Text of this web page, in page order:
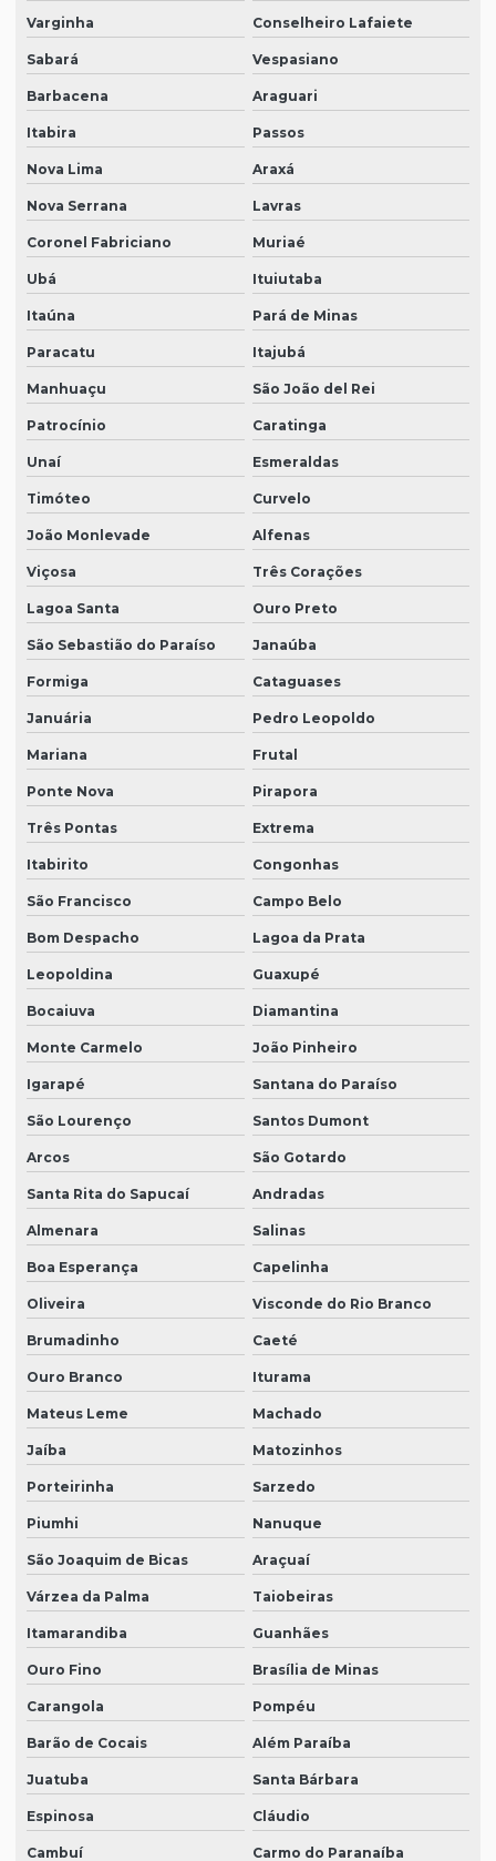
Varginha Conselheiro Lafaiete
Sabará Vespasiano
Barbacena Araguari
Itabira Passos
Nova Lima Araxá
Nova Serrana Lavras
Coronel Fabriciano Muriaé
Ubá Ituiutaba
Itaúna Pará de Minas
Paracatu Itajubá
Manhuaçu São João del Rei
Patrocínio Caratinga
Unaí Esmeraldas
Timóteo Curvelo
João Monlevade Alfenas
Viçosa Três Corações
Lagoa Santa Ouro Preto
São Sebastião do Paraíso Janaúba
Formiga Cataguases
Januária Pedro Leopoldo
Mariana Frutal
Ponte Nova Pirapora
Três Pontas Extrema
Itabirito Congonhas
São Francisco Campo Belo
Bom Despacho Lagoa da Prata
Leopoldina Guaxupé
Bocaiuva Diamantina
Monte Carmelo João Pinheiro
Igarapé Santana do Paraíso
São Lourenço Santos Dumont
Arcos São Gotardo
Santa Rita do Sapucaí Andradas
Almenara Salinas
Boa Esperança Capelinha
Oliveira Visconde do Rio Branco
Brumadinho Caeté
Ouro Branco Iturama
Mateus Leme Machado
Jaíba Matozinhos
Porteirinha Sarzedo
Piumhi Nanuque
São Joaquim de Bicas Araçuaí
Várzea da Palma Taiobeiras
Itamarandiba Guanhães
Ouro Fino Brasília de Minas
Carangola Pompéu
Barão de Cocais Além Paraíba
Juatuba Santa Bárbara
Espinosa Cláudio
Cambuí Carmo do Paranaíba